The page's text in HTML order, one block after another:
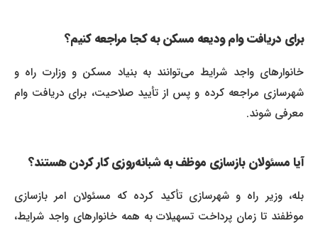
برای دریافت وام ودیعه مسکن به کجا مراجعه کنیم؟
خانوارهای واجد شرایط می‌توانند به بنیاد مسکن و وزارت راه و
شهرسازی مراجعه کرده و پس از تأیید صلاحیت، برای دریافت وام
معرفی شوند.
آیا مسئولان بازسازی موظف به شبانه‌روزی کار کردن هستند؟
بله، وزیر راه و شهرسازی تأکید کرده که مسئولان امر بازسازی
موظفند تا زمان پرداخت تسهیلات به همه خانوارهای واجد شرایط،